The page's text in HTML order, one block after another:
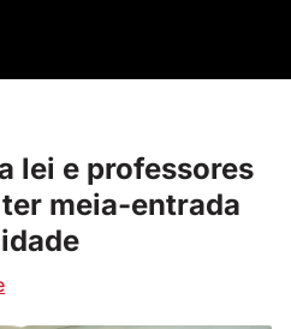
lei e professores
meia-entrada